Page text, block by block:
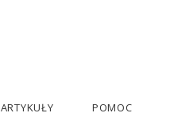
ARTYKUŁY POMOC